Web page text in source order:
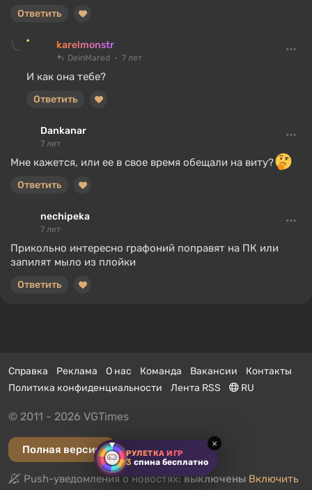
РУЛЕТКА ИГР
3 спина бесплатно
×
Ответить
karelmonstr
DeinMared 7 лет
И как она тебе?
Ответить
Dankanar
7 лет
Мне кажется, или ее в свое время обещали на виту?
Ответить
nechipeka
7 лет
Прикольно интересно графоний поправят на ПК или
запилят мыло из плойки
Ответить
Справка Реклама О нас Команда Вакансии
Контакты
Политика конфиденциальности
Лента RSS RU
© 2011 - 2026 VGTimes
Полная версия
Push-уведомления о новостях:выключены Включить